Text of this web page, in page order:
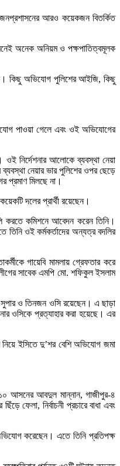
জনপ্রশাসনের আরও কয়েকজন বিতর্কিত
অনেক অনিয়ম ও পক্ষপাতিত্বমূলক
কিছু অভিযোগ পুলিশের আইজি, কিছু
পাওয়া গেলে এবং ওই অভিযোগের
নির্দেশনার আলোকে ব্যবস্থা নেয়া
নেয়ার ভার পুলিশের ওপর ছেড়ে
প্রমাণ মিলছে না।
দলের প্রার্থী রয়েছেন।
করতে কমিশনে আবেদন করেন তিনি।
ওই কর্মকর্তাদের অন্যত্র বদলির
গায়েবি মামলায় গ্রেফতার করে
সাবেক এমপি মো. শফিকুল ইসলাম
সুপার ও তিনজন ওসি রয়েছেন। এ ছাড়া
ওসিকে প্রত্যাহার করা হয়েছে। এর
ইসিতে দু’শর বেশি অভিযোগ জমা
১০ আসনের আবদুল মান্নান, গাজীপুর-৪
ফেলা, নির্বাচনী প্রচারে বাধা এবং
করেছেন। এতে তিনি প্রতিপক্ষ